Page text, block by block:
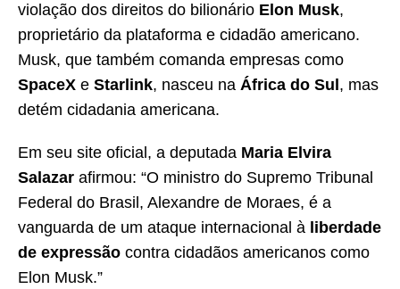
violação dos direitos do bilionário Elon Musk,
proprietário da plataforma e cidadão americano.
Musk, que também comanda empresas como
SpaceX e Starlink, nasceu na África do Sul , mas
detém cidadania americana.
Em seu site oficial, a deputada Maria Elvira
Salazar afirmou: “O ministro do Supremo Tribunal
Federal do Brasil, Alexandre de Moraes, é a
vanguarda de um ataque internacional à liberdade
de expressão contra cidadãos americanos como
Elon Musk.”